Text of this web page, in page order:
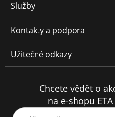
Služby
Kontakty a podpora
Užitečné odkazy
Chcete vědět o
na e-shopu
Váš e-mail